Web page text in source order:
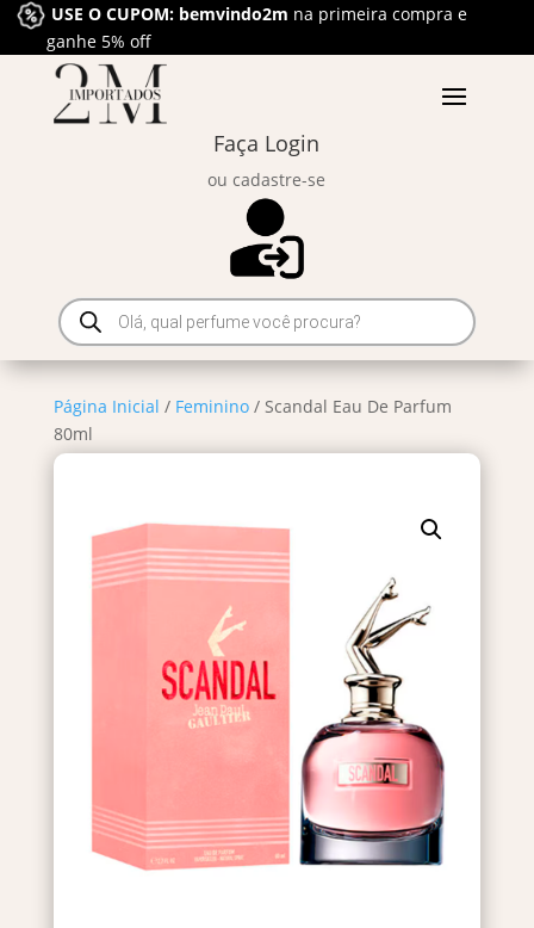
USE O CUPOM: bemvindo2m na primeira compra e
ganhe 5% off
Faça Login
ou cadastre-se
Pesquisar
produtos
Página Inicial / Feminino/ Scandal Eau De Parfum
80ml